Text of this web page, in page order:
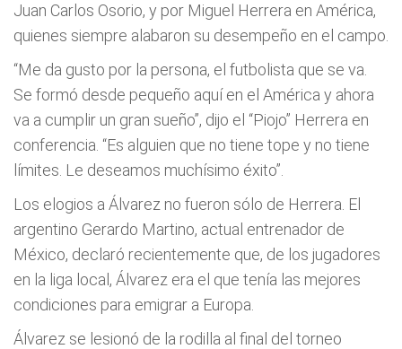
Juan Carlos Osorio, y por Miguel Herrera en América,
quienes siempre alabaron su desempeño en el campo.
“Me da gusto por la persona, el futbolista que se va.
Se formó desde pequeño aquí en el América y ahora
va a cumplir un gran sueño”, dijo el “Piojo” Herrera en
conferencia. “Es alguien que no tiene tope y no tiene
límites. Le deseamos muchísimo éxito”.
Los elogios a Álvarez no fueron sólo de Herrera. El
argentino Gerardo Martino, actual entrenador de
México, declaró recientemente que, de los jugadores
en la liga local, Álvarez era el que tenía las mejores
condiciones para emigrar a Europa.
Álvarez se lesionó de la rodilla al final del torneo